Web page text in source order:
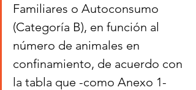
Familiares o Autoconsumo
(Categoría B), en función al
número de animales en
confinamiento, de acuerdo con
la tabla que -como Anexo 1-